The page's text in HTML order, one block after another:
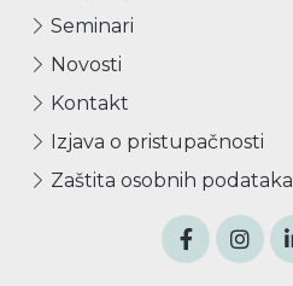
Seminari
Novosti
Kontakt
Izjava o pristupačnosti
Zaštita osobnih podataka